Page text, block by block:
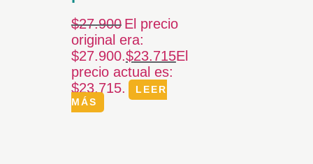
$27.900 El precio
original era:
$27.900.$23.715El
precio actual es:
$23.715.
LEER
MÁS